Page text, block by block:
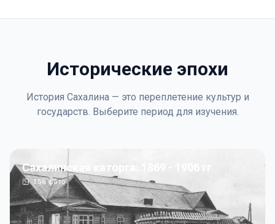
Исторические эпохи
История Сахалина — это переплетение культур и
государств. Выберите период для изучения.
Сахалинская каторга: 1869 - 1906 гг
156фото